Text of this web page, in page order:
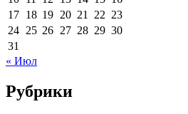
17 18 19 20 21 22 23
24 25 26 27 28 29 30
31
« Июл
Рубрики